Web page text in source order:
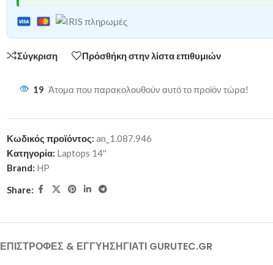
Σύγκριση Πρόσθήκη στην λίστα επιθυμιών
19 Άτομα που παρακολουθούν αυτό το προϊόν τώρα!
Κωδικός προϊόντος: an_1.087.946
Κατηγορία: Laptops 14''
Brand: HP
Share:
ΕΠΙΣΤΡΟΦΈΣ & ΕΓΓΎΗΣΗΓΙΑΤΊ GURUTEC.GR